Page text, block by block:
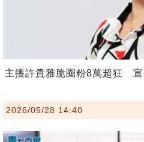
主播許貴雅脆圈粉8萬超狂 宣
2026/05/28 14:40